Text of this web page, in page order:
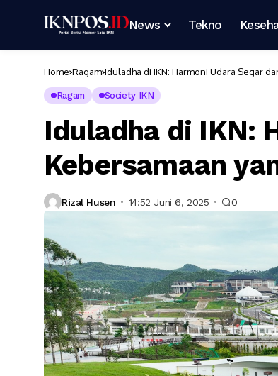
News Tekno
Home Ragam Iduladha di IKN: Harmoni Udara Segar
Ragam Society IKN
Iduladha di IKN:
Kebersamaan
Rizal Husen 14:52 Juni 6, 2025 0